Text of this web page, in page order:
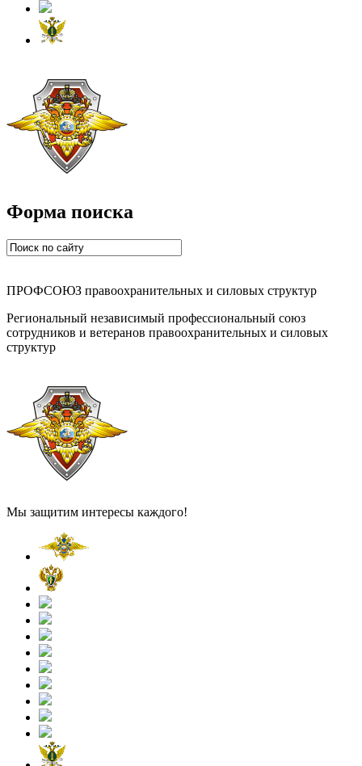
Форма поиска
ПРОФСОЮЗ правоохранительных и силовых структур
Региональный независимый профессиональный союз
сотрудников и ветеранов правоохранительных и силовых
структур
Мы защитим интересы каждого!